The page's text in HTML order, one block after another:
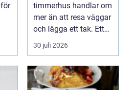
timmerhus handlar om
mer än att resa väggar
och lägga ett tak. Ett
timmerhus är ett lå...
30 juli 2026